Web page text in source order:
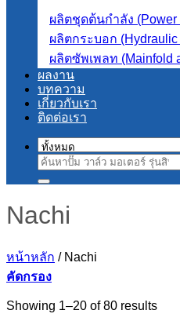
ผลิตชุดต้นกำลัง (Power
ผลิตกระบอก (Hydraulic
ผลิตซัพเพลท (Mainfold
ผลงาน
บทความ
เกี่ยวกับเรา
ติดต่อเรา
ค้นหา:
Nachi
หน้าหลัก /Nachi
คัดกรอง
Showing 1–20 of 80 results